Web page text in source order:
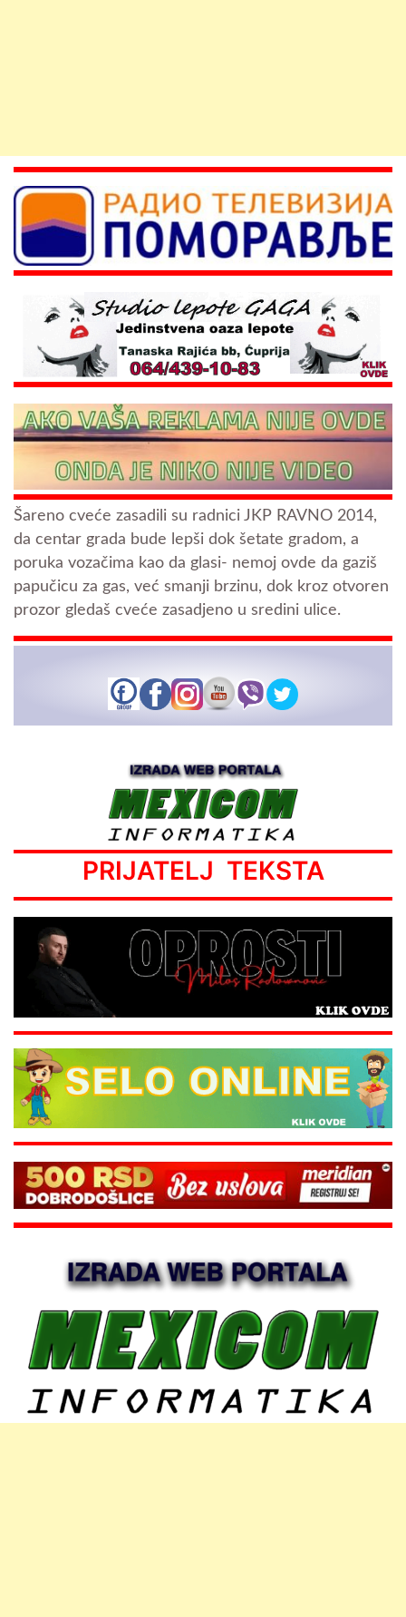
Šareno cveće zasadili su radnici JKP RAVNO 2014,
da centar grada bude lepši dok šetate gradom, a
poruka vozačima kao da glasi- nemoj ovde da gaziš
papučicu za gas, već smanji brzinu, dok kroz otvoren
prozor gledaš cveće zasadjeno u sredini ulice.
PRIJATELJ TEKSTA